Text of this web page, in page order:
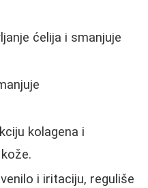
ćelija i smanjuje
kolagena i
i iritaciju, reguliše